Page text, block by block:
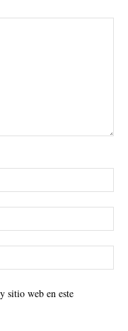
sitio web en este